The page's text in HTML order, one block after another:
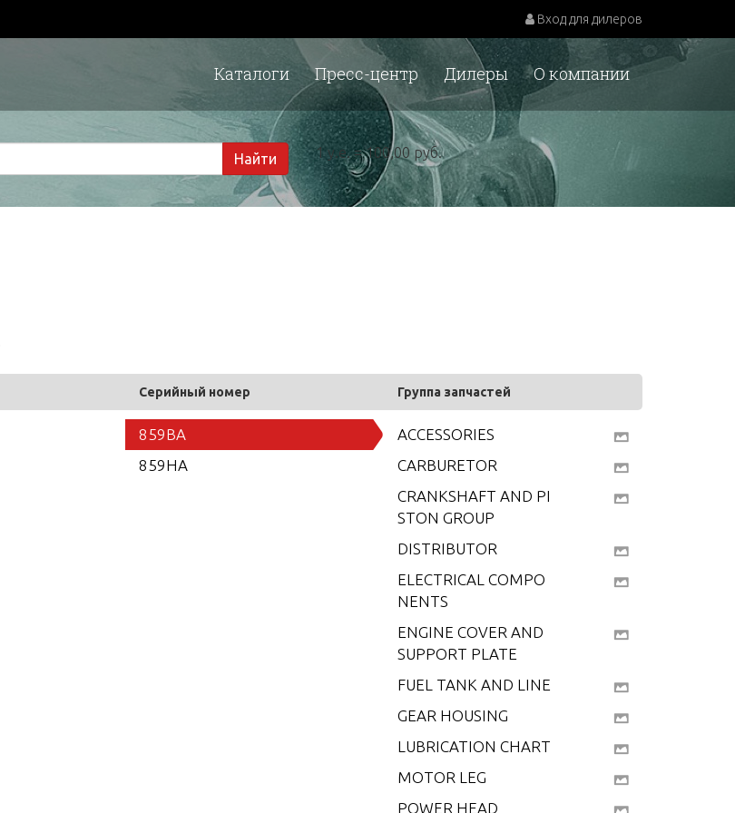
Вход для дилеров
О компании
Дилеры
Пресс-центр
Каталоги
Найти 1 у.е. = 100,00 руб.
Серийный номер Группа запчастей
859BA
859HA
ACCESSORIES
CARBURETOR
CRANKSHAFT AND PI
STON GROUP
DISTRIBUTOR
ELECTRICAL COMPO
NENTS
ENGINE COVER AND
SUPPORT PLATE
FUEL TANK AND LINE
GEAR HOUSING
LUBRICATION CHART
MOTOR LEG
POWER HEAD